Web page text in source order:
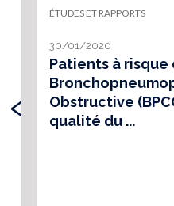
ÉTUDES ET RAPPORTS
30/01/2020
Patients à
Obstructive
qualité du ...
‹